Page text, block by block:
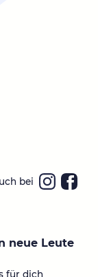
bei
a
ok
neue Leute
für dich